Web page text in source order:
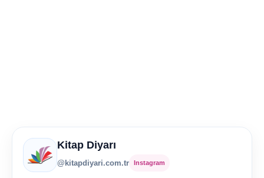
Kitap Diyarı
@kitapdiyari.com.tr Instagram